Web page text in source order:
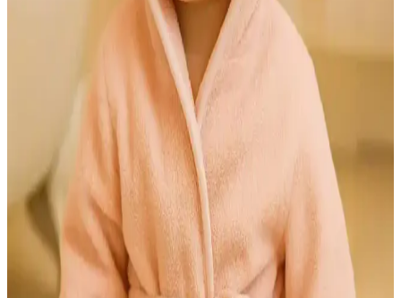
Bebek Odası Dekorasyonunda Şık ve İşlevsel Bebek
Bornozları Seçimi Rehberi
Bebek odasında dekorasyon ve fonksiyonellik için pastel tonlar,
doğal malzemeler ve dekoratif detaylar içeren bebek bornozları ile
şıklık ve konforu yakalayın.
Müslin Bornozların Dekorasyondaki Yeri ve Estetik
Kullanım İpuçları
Müslin bornozlar, hafif ve doğal yapısıyla dekorasyonda şıklık ve
fonksiyonellik sunar. Modern ve minimalist tasarımlarla banyolara
ferah bir atmosfer katar, dayanıklı ve estetik kullanım sağlar.
Chakra Chic Kadın Bornoz Ekru: Yüksek Kalite ve
Şıklıkta Konfor Sunan Tasarım